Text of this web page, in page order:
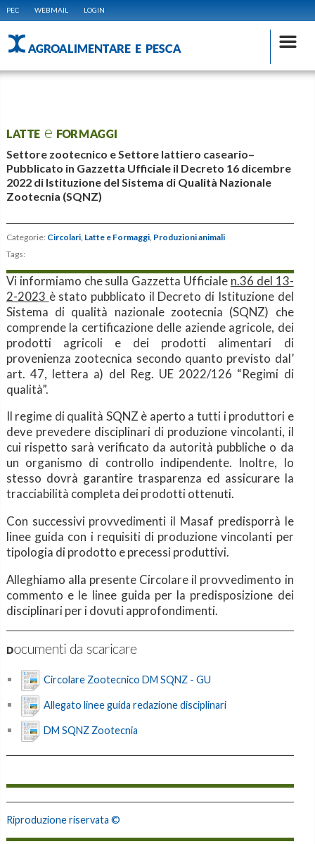
PEC WEBMAIL LOGIN
AGROALIMENTARE E PESCA
LATTE e FORMAGGI
Settore zootecnico e Settore lattiero caseario–
Pubblicato in Gazzetta Ufficiale il Decreto 16 dicembre
2022 di Istituzione del Sistema di Qualità Nazionale
Zootecnia (SQNZ)
Categorie: Circolari, Latte e Formaggi, Produzioni animali
Tags:
Vi informiamo che sulla Gazzetta Ufficiale n.36 del 13-
2-2023 è stato pubblicato il Decreto di Istituzione del
Sistema di qualità nazionale zootecnia (SQNZ) che
comprende la certificazione delle aziende agricole, dei
prodotti agricoli e dei prodotti alimentari di
provenienza zootecnica secondo quanto previsto dal’
art. 47, lettera a) del Reg. UE 2022/126 “Regimi di
qualità”.
Il regime di qualità SQNZ è aperto a tutti i produttori e
deve prevedere disciplinari di produzione vincolanti, il
cui rispetto sarà verificato da autorità pubbliche o da
un organismo di controllo indipendente. Inoltre, lo
stesso dovrà garantire trasparenza ed assicurare la
tracciabilità completa dei prodotti ottenuti.
Con successivi provvedimenti il Masaf predisporrà le
linee guida con i requisiti di produzione vincolanti per
tipologia di prodotto e precessi produttivi.
Alleghiamo alla presente Circolare il provvedimento in
commento e le linee guida per la predisposizione dei
disciplinari per i dovuti approfondimenti.
Documenti da scaricare
Circolare Zootecnico DM SQNZ - GU
Allegato linee guida redazione disciplinari
DM SQNZ Zootecnia
Riproduzione riservata ©